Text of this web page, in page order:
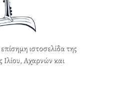
ιστοσελίδα της
Αχαρνών και